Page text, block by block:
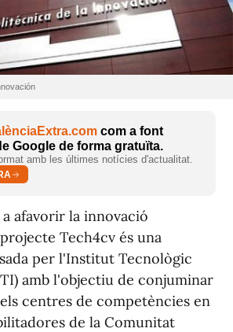
com a font
Google de forma gratuïta.
amb les últimes notícies d'actualitat.
afavorir la innovació
Tech4cv és una
per l'Institut Tecnològic
amb l'objectiu de conjuminar
centres de competències en
de la Comunitat